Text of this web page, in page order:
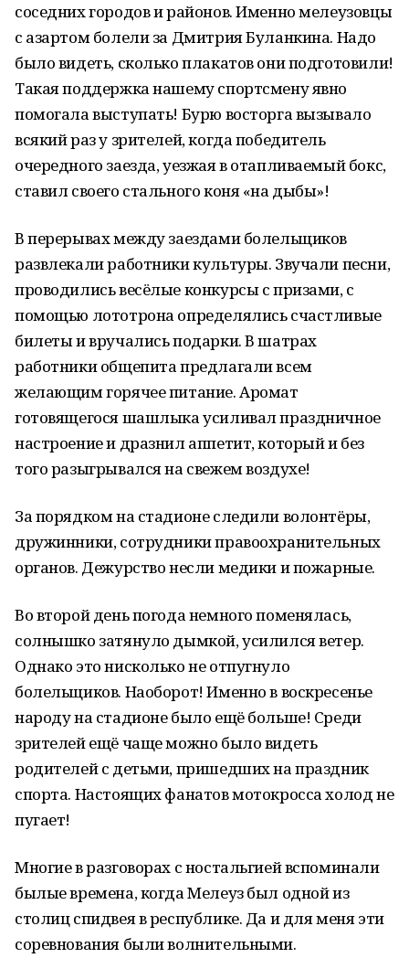
соседних городов и районов. Именно мелеузовцы
с азартом болели за Дмитрия Буланкина. Надо
было видеть, сколько плакатов они подготовили!
Такая поддержка нашему спортсмену явно
помогала выступать! Бурю восторга вызывало
всякий раз у зрителей, когда победитель
очередного заезда, уезжая в отапливаемый бокс,
ставил своего стального коня «на дыбы»!
В перерывах между заездами болельщиков
развлекали работники культуры. Звучали песни,
проводились весёлые конкурсы с призами, с
помощью лототрона определялись счастливые
билеты и вручались подарки. В шатрах
работники общепита предлагали всем
желающим горячее питание. Аромат
готовящегося шашлыка усиливал праздничное
настроение и дразнил аппетит, который и без
того разыгрывался на свежем воздухе!
За порядком на стадионе следили волонтёры,
дружинники, сотрудники правоохранительных
органов. Дежурство несли медики и пожарные.
Во второй день погода немного поменялась,
солнышко затянуло дымкой, усилился ветер.
Однако это нисколько не отпугнуло
болельщиков. Наоборот! Именно в воскресенье
народу на стадионе было ещё больше! Среди
зрителей ещё чаще можно было видеть
родителей с детьми, пришедших на праздник
спорта. Настоящих фанатов мотокросса холод не
пугает!
Многие в разговорах с ностальгией вспоминали
былые времена, когда Мелеуз был одной из
столиц спидвея в республике. Да и для меня эти
соревнования были волнительными.